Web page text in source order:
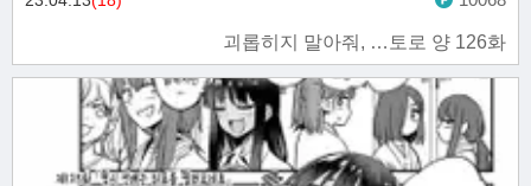
괴롭히지 말아줘, …토로 양 126화